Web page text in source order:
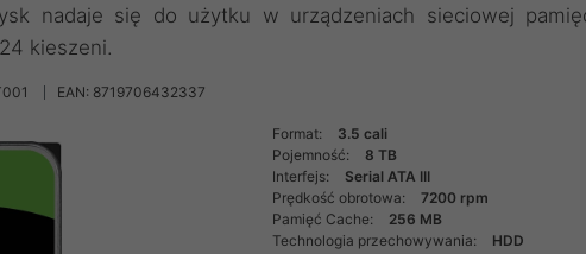
nadaje się do użytku w urządzeniach sieciowej
kieszeni.
EAN: 8719706432337
Format:
3.5 cali
Pojemność:
8 TB
Interfejs:
Serial ATA III
Prędkość obrotowa:
7200 rpm
Pamięć Cache:
256 MB
Technologia przechowywania:
HDD